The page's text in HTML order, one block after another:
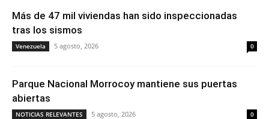
Más de 47 mil viviendas han sido inspeccionadas
tras los sismos
Venezuela 5 agosto, 2026 0
Parque Nacional Morrocoy mantiene sus puertas
abiertas
NOTICIAS RELEVANTES 5 agosto, 2026 0